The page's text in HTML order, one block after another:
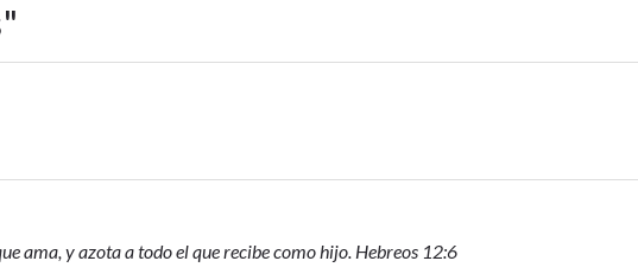
"
ama, y azota a todo el que recibe como hijo. Hebreos 12:6